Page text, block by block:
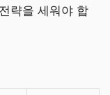
략을 세워야 합